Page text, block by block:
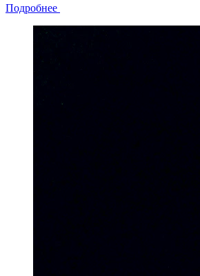
Подробнее